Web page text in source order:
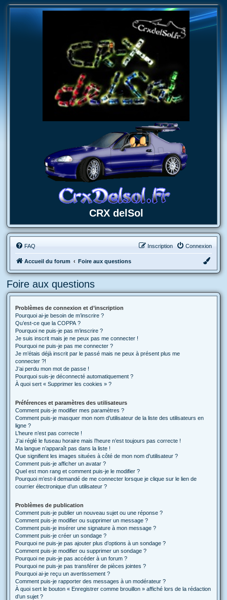
CRX delSol
FAQ Connexion
Inscription
Accueil du forum Foire aux questions
Foire aux questions
Problèmes de connexion et d’inscription
Pourquoi ai-je besoin de m’inscrire ?
Qu’est-ce que la COPPA ?
Pourquoi ne puis-je pas m’inscrire ?
Je suis inscrit mais je ne peux pas me connecter !
Pourquoi ne puis-je pas me connecter ?
Je m’étais déjà inscrit par le passé mais ne peux à présent plus me
connecter ?!
J’ai perdu mon mot de passe !
Pourquoi suis-je déconnecté automatiquement ?
À quoi sert « Supprimer les cookies » ?
Préférences et paramètres des utilisateurs
Comment puis-je modifier mes paramètres ?
Comment puis-je masquer mon nom d’utilisateur de la liste des utilisateurs en
ligne ?
L’heure n’est pas correcte !
J’ai réglé le fuseau horaire mais l’heure n’est toujours pas correcte !
Ma langue n’apparaît pas dans la liste !
Que signifient les images situées à côté de mon nom d’utilisateur ?
Comment puis-je afficher un avatar ?
Quel est mon rang et comment puis-je le modifier ?
Pourquoi m’est-il demandé de me connecter lorsque je clique sur le lien de
courrier électronique d’un utilisateur ?
Problèmes de publication
Comment puis-je publier un nouveau sujet ou une réponse ?
Comment puis-je modifier ou supprimer un message ?
Comment puis-je insérer une signature à mon message ?
Comment puis-je créer un sondage ?
Pourquoi ne puis-je pas ajouter plus d’options à un sondage ?
Comment puis-je modifier ou supprimer un sondage ?
Pourquoi ne puis-je pas accéder à un forum ?
Pourquoi ne puis-je pas transférer de pièces jointes ?
Pourquoi ai-je reçu un avertissement ?
Comment puis-je rapporter des messages à un modérateur ?
À quoi sert le bouton « Enregistrer comme brouillon » affiché lors de la rédaction
d’un sujet ?